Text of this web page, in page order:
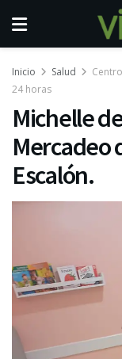
Inicio Salud
24 horas
Michelle
Mercadeo
Escalón.